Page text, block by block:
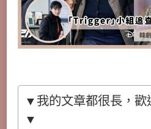
▼我的文章都很長，歡
▼